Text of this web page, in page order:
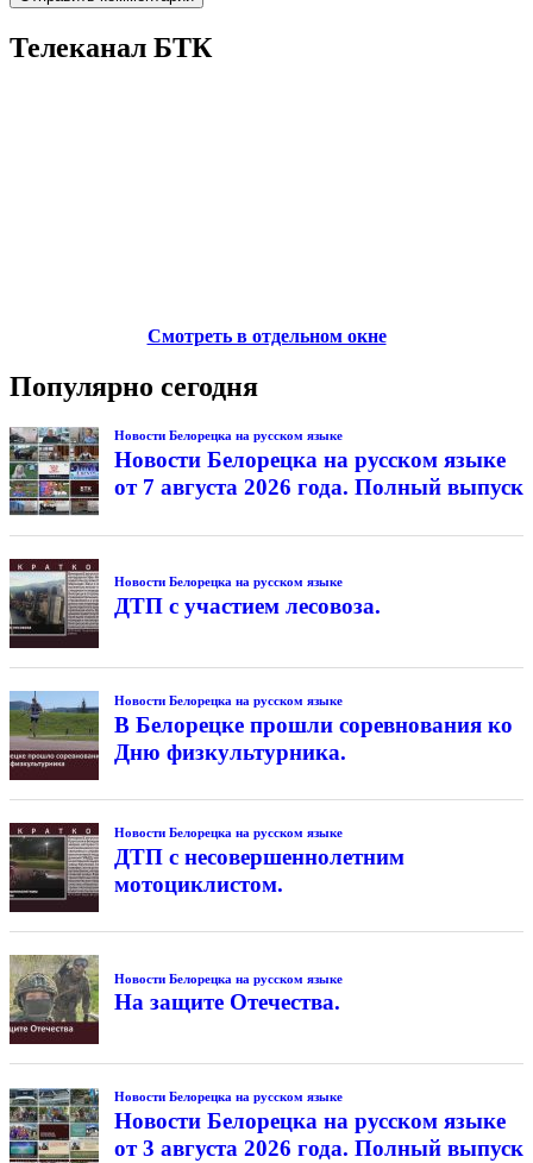
Телеканал БТК
Смотреть в отдельном окне
Популярно сегодня
Новости Белорецка на русском языке
Новости Белорецка на русском языке
от 7 августа 2026 года. Полный выпуск
Новости Белорецка на русском языке
ДТП с участием лесовоза.
Новости Белорецка на русском языке
В Белорецке прошли соревнования ко
Дню физкультурника.
Новости Белорецка на русском языке
ДТП с несовершеннолетним
мотоциклистом.
Новости Белорецка на русском языке
На защите Отечества.
Новости Белорецка на русском языке
Новости Белорецка на русском языке
от 3 августа 2026 года. Полный выпуск